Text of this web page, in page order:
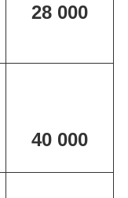
28 000
40 000